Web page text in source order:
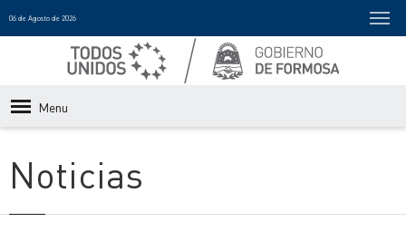
06 de Agosto de 2026
Menu
Noticias